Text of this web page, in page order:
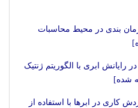
بندی در محیط محاسبات
رایانش ابری با الگوریتم ژنتیک
شده]
کاری در ابرها با استفاده از